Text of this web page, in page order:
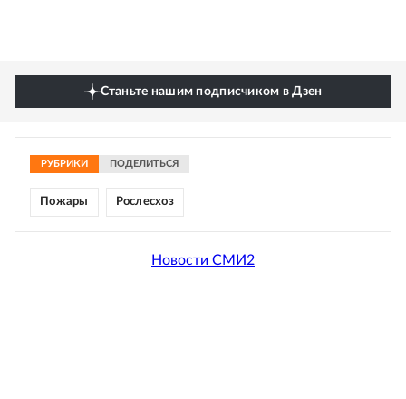
Станьте нашим подписчиком в Дзен
РУБРИКИ ПОДЕЛИТЬСЯ
Пожары Рослесхоз
Новости СМИ2